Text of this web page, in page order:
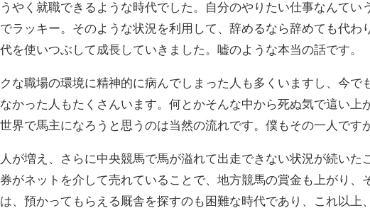
やく就職できるような時代でした。自分のやりたい仕事なんてい
ラッキー。そのような状況を利用して、辞めるなら辞めても代わ
を使いつぶして成長していきました。嘘のような本当の話です。
な職場の環境に精神的に病んでしまった人も多くいますし、今で
かった人もたくさんいます。何とかそんな中から死ぬ気で這い上
界で馬主になろうと思うのは当然の流れです。僕もその一人です
が増え、さらに中央競馬で馬が溢れて出走できない状況が続いた
がネットを介して売れていることで、地方競馬の賞金も上がり、
、預かってもらえる厩舎を探すのも困難な時代であり、これ以上